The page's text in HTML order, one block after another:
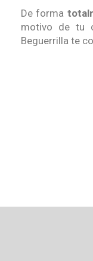
De forma
motivo de tu
Beguerrilla te